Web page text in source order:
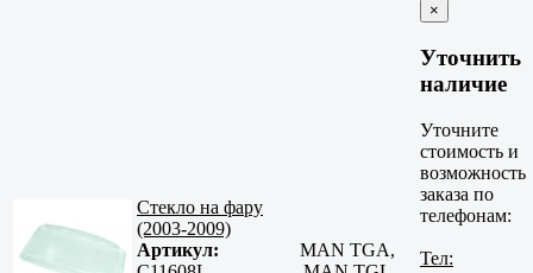
Стекло на фару
(2003-2009)
Артикул:
MAN TGA,
×
Уточнить
наличие
Уточните
стоимость и
возможность
заказа по
телефонам:
Тел: